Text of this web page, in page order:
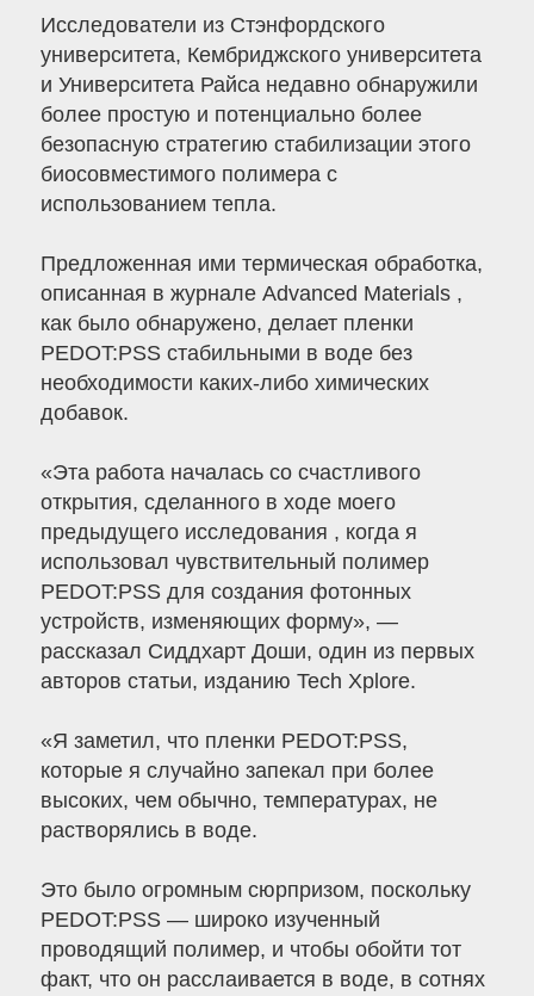
Исследователи из Стэнфордского
университета, Кембриджского университета
и Университета Райса недавно обнаружили
более простую и потенциально более
безопасную стратегию стабилизации этого
биосовместимого полимера с
использованием тепла.
Предложенная ими термическая обработка,
описанная в журнале Advanced Materials ,
как было обнаружено, делает пленки
PEDOT:PSS стабильными в воде без
необходимости каких-либо химических
добавок.
«Эта работа началась со счастливого
открытия, сделанного в ходе моего
предыдущего исследования , когда я
использовал чувствительный полимер
PEDOT:PSS для создания фотонных
устройств, изменяющих форму», —
рассказал Сиддхарт Доши, один из первых
авторов статьи, изданию Tech Xplore.
«Я заметил, что пленки PEDOT:PSS,
которые я случайно запекал при более
высоких, чем обычно, температурах, не
растворялись в воде.
Это было огромным сюрпризом, поскольку
PEDOT:PSS — широко изученный
проводящий полимер, и чтобы обойти тот
факт, что он расслаивается в воде, в сотнях